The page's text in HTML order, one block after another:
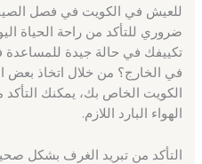
للعيش في الكويت في فصل الصيف
ضروري للتأكد من راحة الحياة
تكييفك في حالة جيدة للمساعدة
في الخارج؟ من خلال اتخاذ بعض
الكويت الخاص بك، يمكنك
الهواء البارد اللازم.
التأكد من تبريد الغرف بشكل